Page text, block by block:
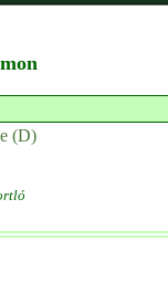
(D)